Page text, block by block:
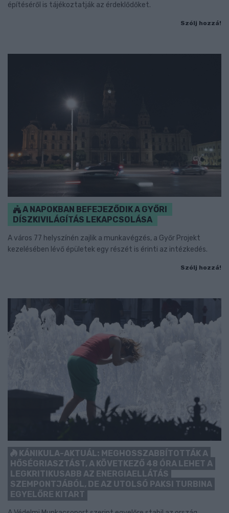
építéséről is tájékoztatják az érdeklődőket.
Szólj hozzá!
A NAPOKBAN BEFEJEZŐDIK A GYŐRI
DÍSZKIVILÁGÍTÁS LEKAPCSOLÁSA
A város 77 helyszínén zajlik a munkavégzés, a Győr Projekt
kezelésében lévő épületek egy részét is érinti az intézkedés.
Szólj hozzá!
KÁNIKULA-AKTUÁL: MEGHOSSZABBÍTOTTÁK A
HŐSÉGRIASZTÁST, A KÖVETKEZŐ 48 ÓRA LEHET A
LEGKRITIKUSABB AZ ENERGIAELLÁTÁS
SZEMPONTJÁBÓL, DE AZ UTOLSÓ PAKSI TURBINA
EGYELŐRE KITART